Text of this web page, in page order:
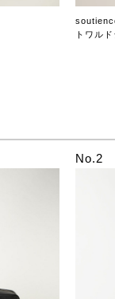
トワル
No.2